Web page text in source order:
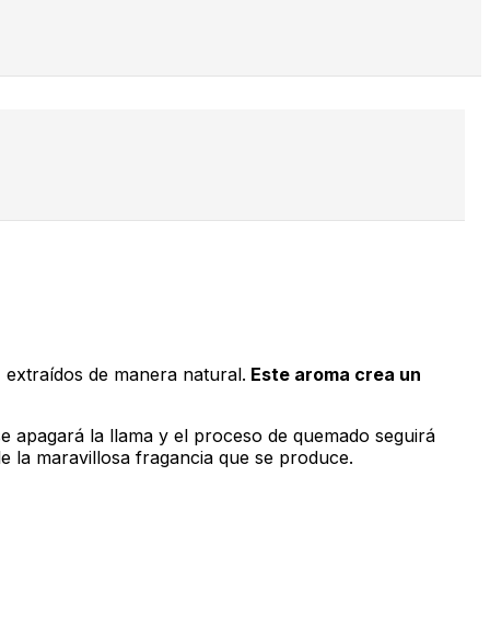
de manera natural. Este aroma crea un
la llama y el proceso de quemado seguirá
la maravillosa fragancia que se produce.